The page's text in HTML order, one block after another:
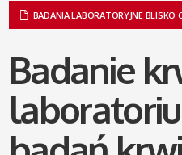
BADANIA LABORATORYJNE BLISKO
Badanie